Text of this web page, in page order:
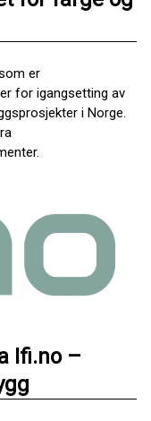
er
for igangsetting av
i Norge.
Ifi.no –